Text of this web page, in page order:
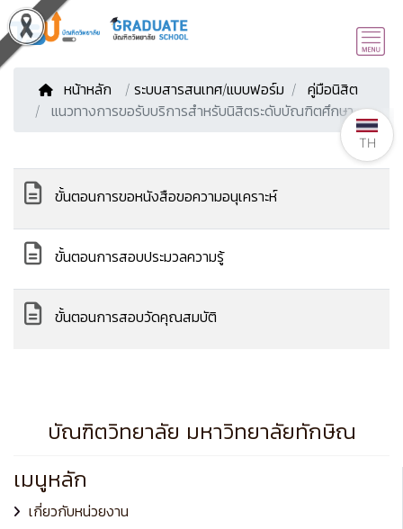
หน้าหลัก / ระบบสารสนเทศ/แบบฟอร์ม
คู่มือนิสิต
แนวทางการขอรับบริการสำหรับนิสิตระดับบัณฑิตศึกษา
ขั้นตอนการขอหนังสือขอความอนุเคราะห์
ขั้นตอนการสอบประมวลความรู้
ขั้นตอนการสอบวัดคุณสมบัติ
บัณฑิตวิทยาลัย มหาวิทยาลัยทักษิณ
เมนูหลัก
เกี่ยวกับหน่วยงาน
TH